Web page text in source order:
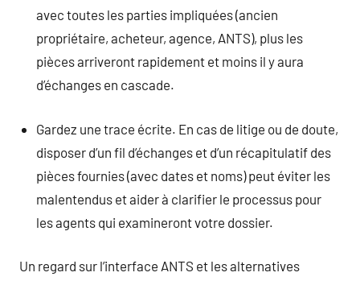
avec toutes les parties impliquées (ancien
propriétaire, acheteur, agence, ANTS), plus les
pièces arriveront rapidement et moins il y aura
d’échanges en cascade.
Gardez une trace écrite. En cas de litige ou de doute,
disposer d’un fil d’échanges et d’un récapitulatif des
pièces fournies (avec dates et noms) peut éviter les
malentendus et aider à clarifier le processus pour
les agents qui examineront votre dossier.
Un regard sur l’interface ANTS et les alternatives